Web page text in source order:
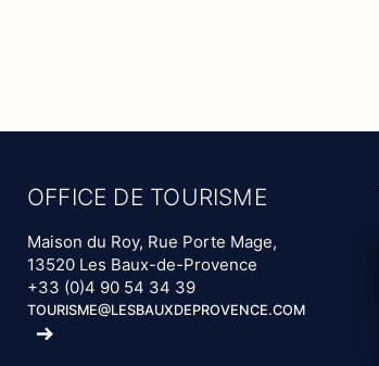
OFFICE DE TOURISME
Maison du Roy, Rue Porte Mage,
13520 Les Baux-de-Provence
+33 (0)4 90 54 34 39
TOURISME@LESBAUXDEPROVENCE.COM